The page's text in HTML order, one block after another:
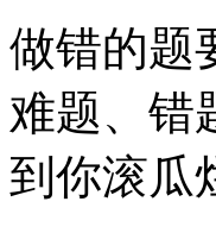
做错的题
难题、错
到你滚瓜